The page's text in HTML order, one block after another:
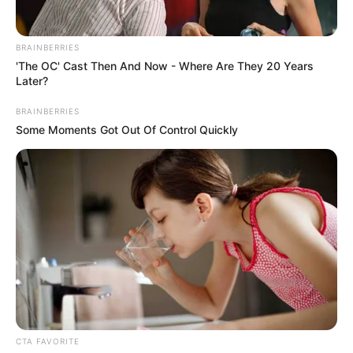
ΔΗΜΟΦΙΛΗ ΑΡΘΡΑ
Ο «Μαύρος Ιππότης» ο εξωγήινος
δορυφόρος σε τροχιά γύρω από τη Γη...
BRAINBERRIES
'The OC' Cast Then And Now - Where Are They 20 Years
Later?
BRAINBERRIES
Some Moments Got Out Of Control Quickly
CTA FAVORITE